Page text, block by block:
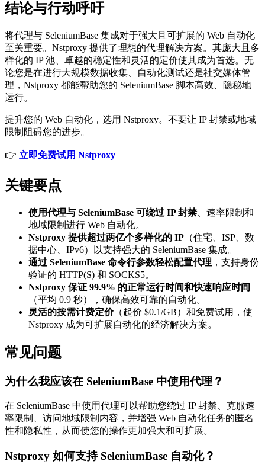
结论与行动呼吁
将代理与 SeleniumBase 集成对于强大且可扩展的 Web 自动化
至关重要。Nstproxy 提供了理想的代理解决方案。其庞大且多
样化的 IP 池、卓越的稳定性和灵活的定价使其成为首选。无
论您是在进行大规模数据收集、自动化测试还是社交媒体管
理，Nstproxy 都能帮助您的 SeleniumBase 脚本高效、隐秘地
运行。
提升您的 Web 自动化，选用 Nstproxy。不要让 IP 封禁或地域
限制阻碍您的进步。
👉 立即免费试用 Nstproxy
关键要点
使用代理与 SeleniumBase 可绕过 IP 封禁、速率限制和
地域限制进行 Web 自动化。
Nstproxy 提供超过两亿个多样化的 IP （住宅、ISP、数
据中心、IPv6）以支持强大的 SeleniumBase 集成。
通过 SeleniumBase 命令行参数轻松配置代理 ，支持身份
验证的 HTTP(S) 和 SOCKS5。
Nstproxy 保证 99.9% 的正常运行时间和快速响应时间
（平均 0.9 秒），确保高效可靠的自动化。
灵活的按需计费定价（起价 $0.1/GB）和免费试用，使
Nstproxy 成为可扩展自动化的经济解决方案。
常见问题
为什么我应该在 SeleniumBase 中使用代理？
在 SeleniumBase 中使用代理可以帮助您绕过 IP 封禁、克服速
率限制、访问地域限制内容，并增强 Web 自动化任务的匿名
性和隐私性，从而使您的操作更加强大和可扩展。
Nstproxy 如何支持 SeleniumBase 自动化？